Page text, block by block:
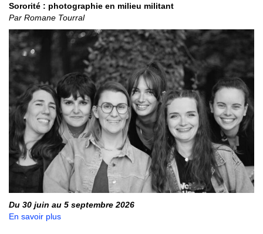
Sororité : photographie en milieu militant
Par Romane Tourral
Du 30 juin au 5 septembre 2026
En savoir plus